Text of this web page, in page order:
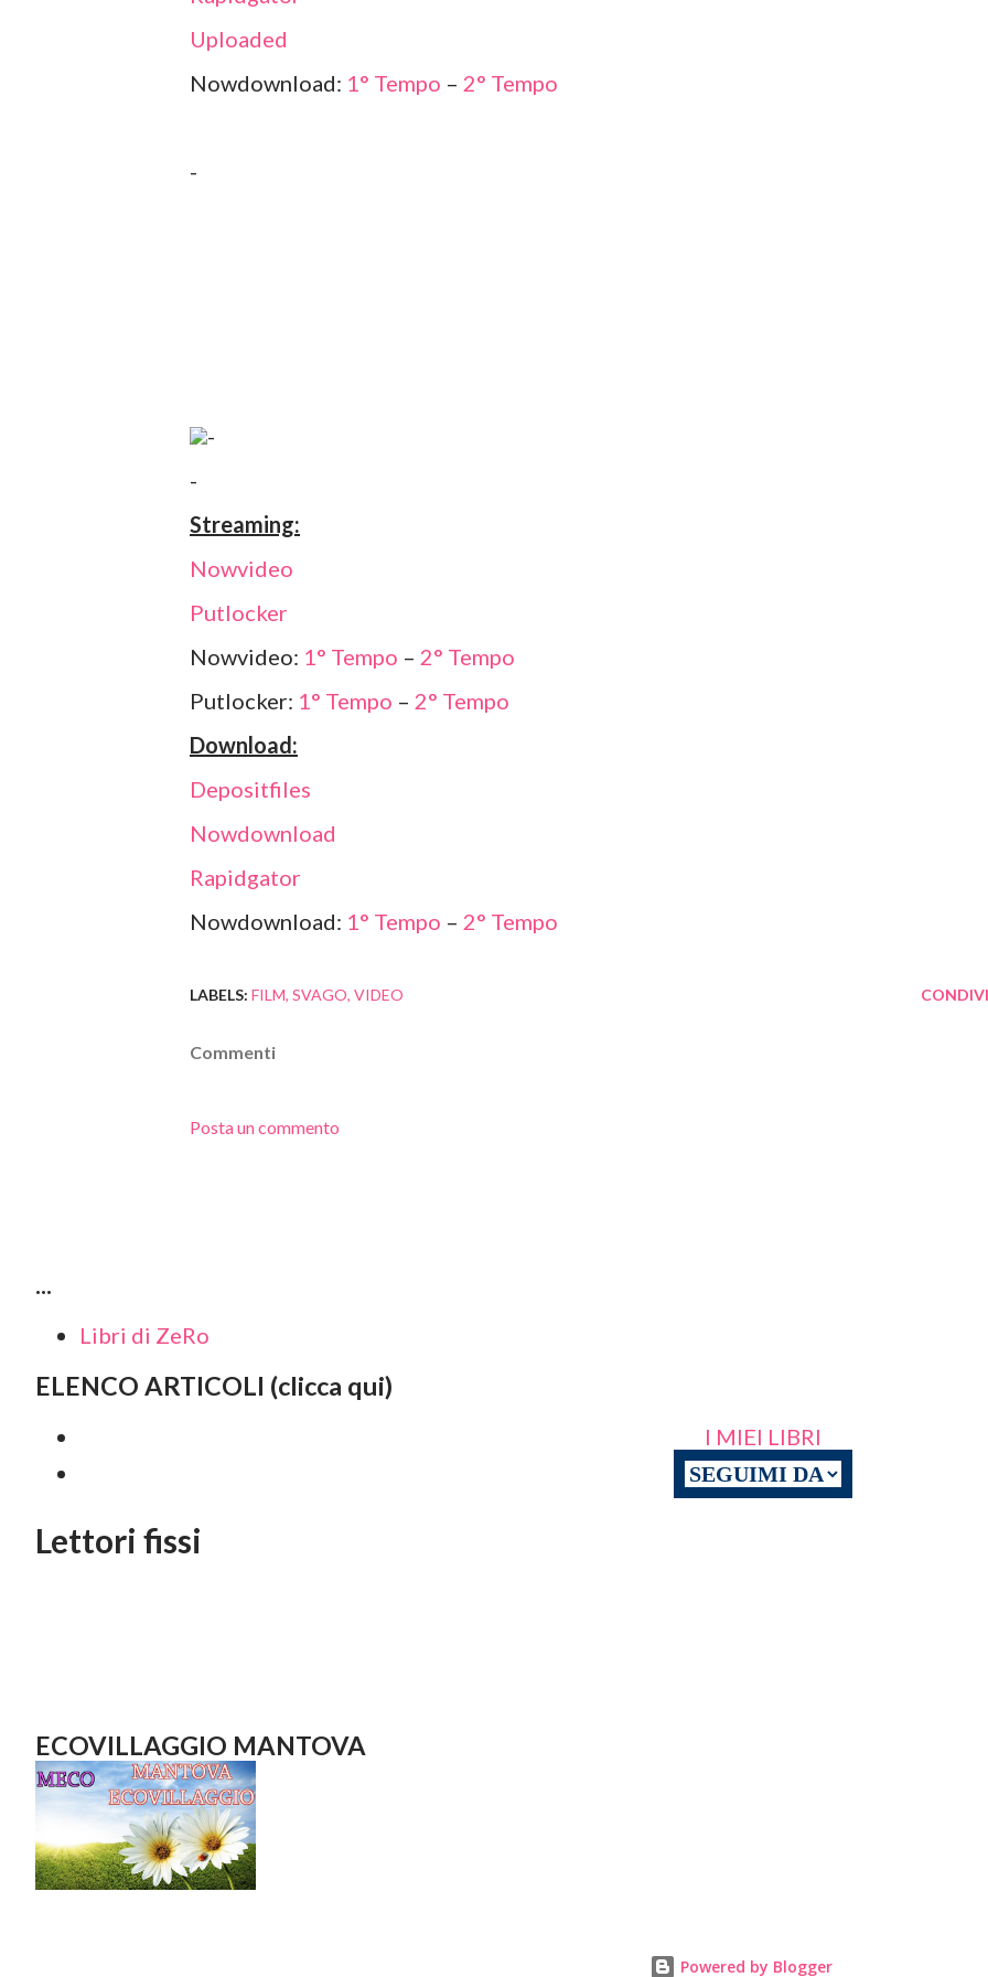
Uploaded
Nowdownload: 1° Tempo – 2° Tempo
-
-
-
Streaming:
Nowvideo
Putlocker
Nowvideo: 1° Tempo – 2° Tempo
Putlocker: 1° Tempo – 2° Tempo
Download:
Depositfiles
Nowdownload
Rapidgator
Nowdownload: 1° Tempo – 2° Tempo
LABELS: FILM SVAGO VIDEO
Commenti
Posta un commento
...
Libri di ZeRo
ELENCO ARTICOLI (clicca qui)
I MIEI LIBRI
Lettori fissi
ECOVILLAGGIO MANTOVA
Powered by Blogger